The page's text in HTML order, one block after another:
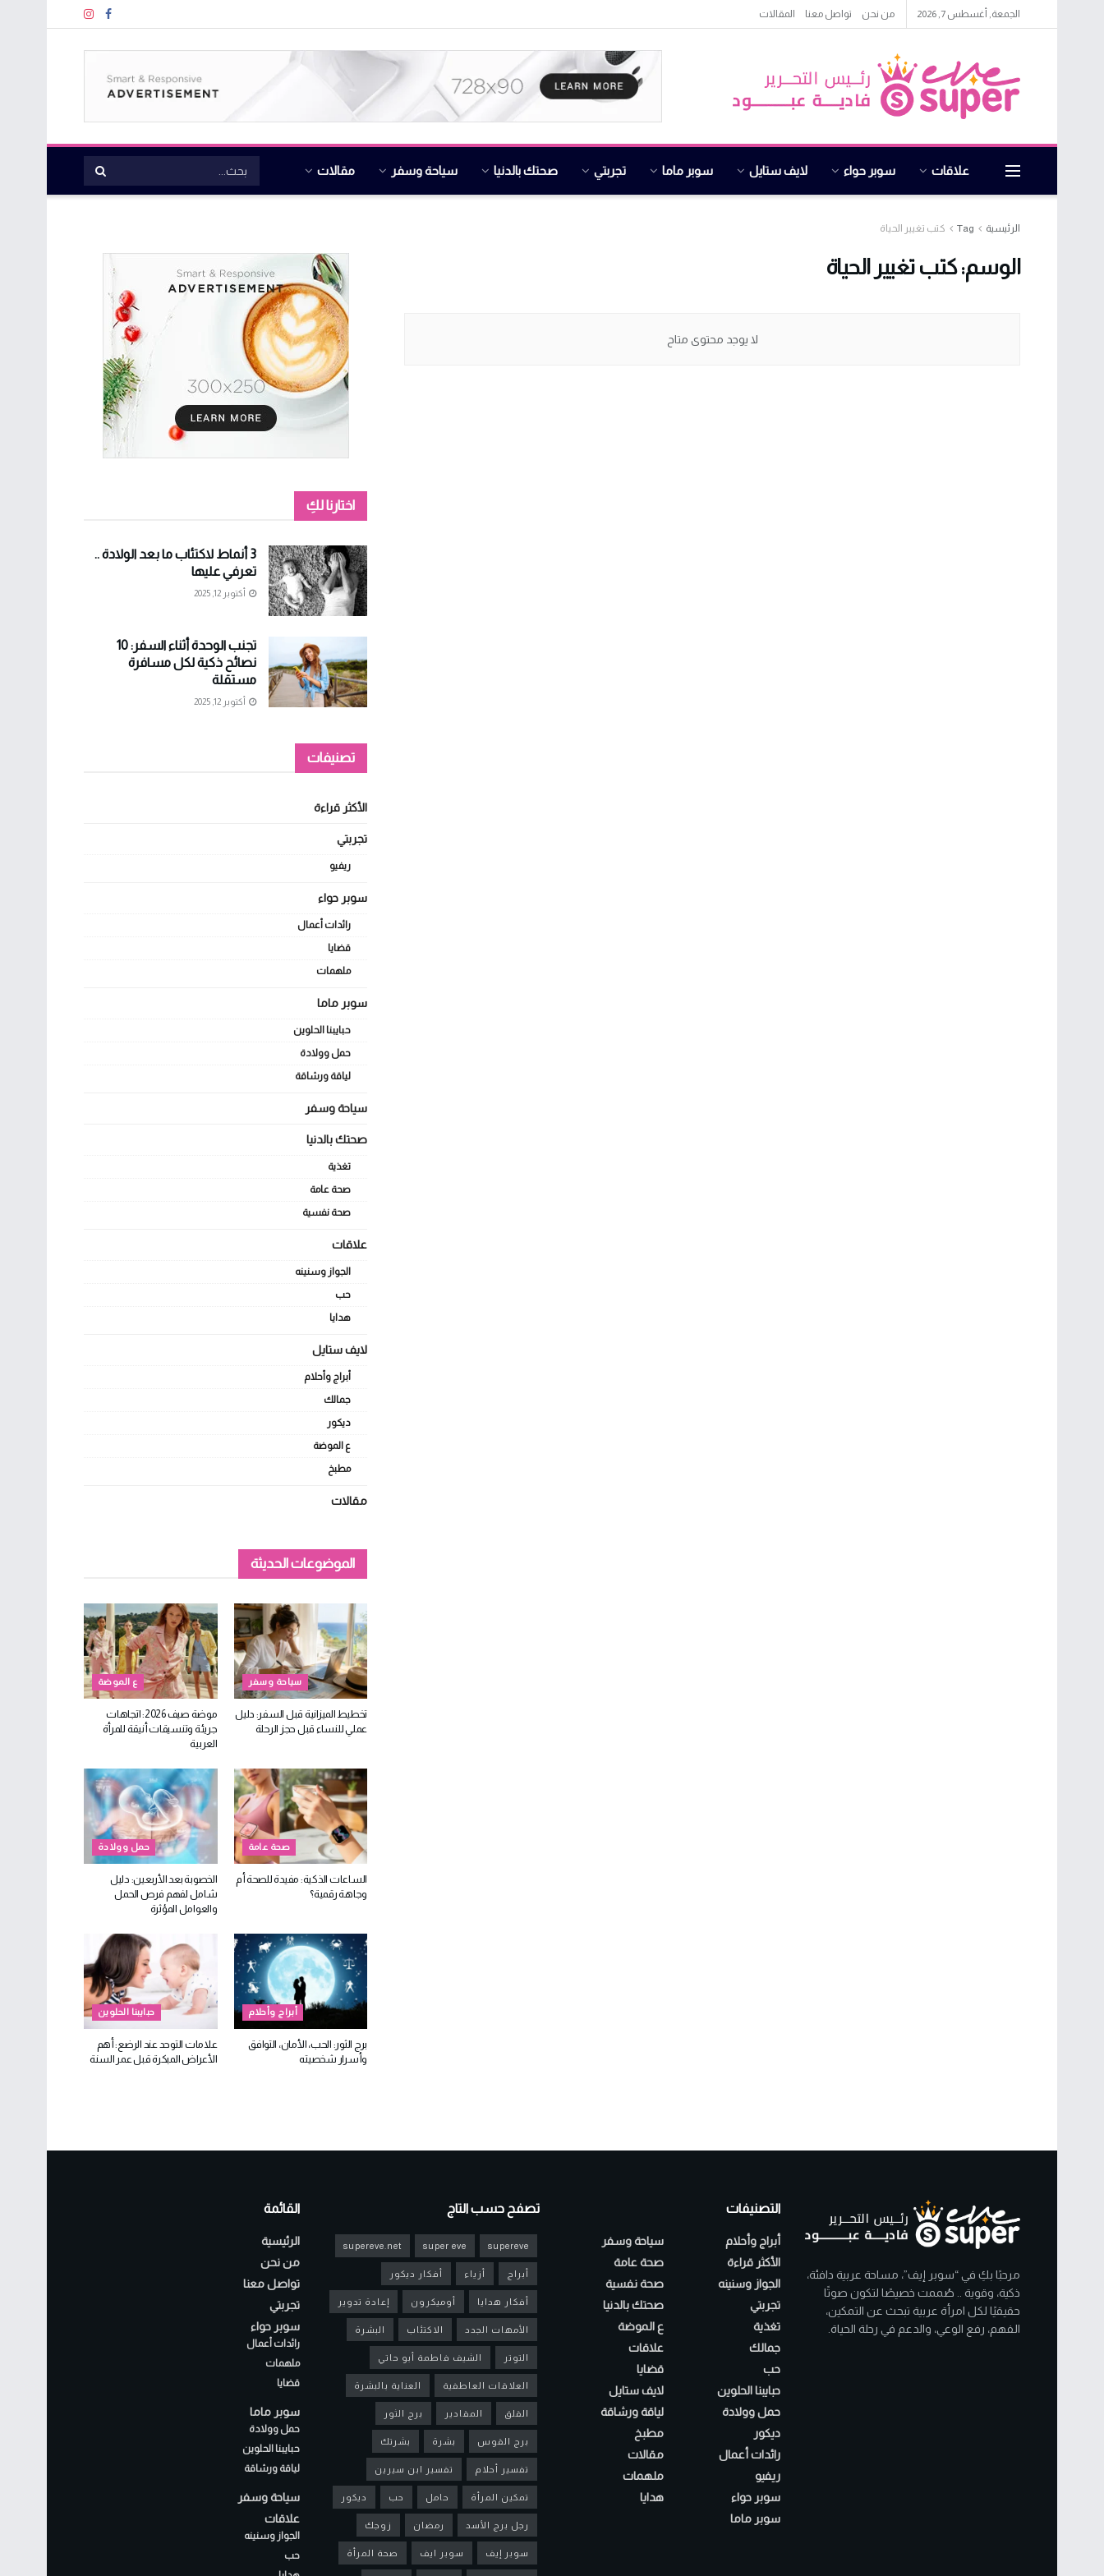
الجمعة, أغسطس 7, 2026 من نحن تواصل معنا المقالات
علاقات سوبر حواء لايف ستايل سوبر ماما تجربتي صحتك بالدنيا سياحة وسفر مقالات
الرئيسية Tag كتب تغيير الحياة
الوسم:كتب تغيير الحياة
لا يوجد محتوى متاح
اختارنا لكِ
3 أنماط لاكتئاب ما بعد الولادة ..
تعرفي عليها
أكتوبر 12, 2025
تجنب الوحدة أثناء السفر: 10
نصائح ذكية لكل مسافرة
مستقلة
أكتوبر 12, 2025
تصنيفات
الأكثر قراءة
تجربتي
ريفيو
سوبر حواء
رائدات أعمال
قضايا
ملهمات
سوبر ماما
حبايبنا الحلوين
حمل وولادة
لياقة ورشاقة
سياحة وسفر
صحتك بالدنيا
تغذية
صحة عامة
صحة نفسية
علاقات
الجواز وسنينه
حب
هدايا
لايف ستايل
أبراج وأحلام
جمالك
ديكور
ع الموضة
مطبخ
مقالات
الموضوعات الحديثة
سياحة وسفر
تخطيط الميزانية قبل السفر: دليل
عملي للنساء قبل حجز الرحلة
ع الموضة
موضة صيف 2026: اتجاهات
جريئة وتنسيقات أنيقة للمرأة
العربية
صحة عامة
الساعات الذكية: مفيدة للصحة أم
وجاهة رقمية؟
حمل وولادة
الخصوبة بعد الأربعين: دليل
شامل لفهم فرص الحمل
والعوامل المؤثرة
أبراج وأحلام
برج الثور: الحب، الأمان، التوافق
وأسرار شخصيته
حبايبنا الحلوين
علامات التوحد عند الرضع: أهم
الأعراض المبكرة قبل عمر السنة
مرحبًا بكِ في “سوبر إيف”، مساحة عربية دافئة،
ذكية، وقوية .. صُممت خصيصًا لتكون صوتًا
حقيقيًا لكل امرأة عربية تبحث عن التمكين،
الفهم، رفع الوعي، والدعم في رحلة الحياة.
التصنيفات
أبراج وأحلام
الأكثر قراءة
الجواز وسنينه
تجربتي
تغذية
جمالك
حب
حبايبنا الحلوين
حمل وولادة
ديكور
رائدات أعمال
ريفيو
سوبر حواء
سوبر ماما
سياحة وسفر
صحة عامة
صحة نفسية
صحتك بالدنيا
ع الموضة
علاقات
قضايا
لايف ستايل
لياقة ورشاقة
مطبخ
مقالات
ملهمات
هدايا
تصفح حسب التاج
supereve
super eve
supereve.net
أبراج أزياء أفكار ديكور
أفكار هدايا أوميكرون إعادة تدوير
الأمهات الجدد الاكتئاب البشرة
التوتر الشيف فاطمة أبو حاتي
العلاقات العاطفية العناية بالبشرة
القلق المقادير برج الثور
برج القوس بشرة بشرتك
تفسير أحلام تفسير ابن سيرين
تمكين المرأة حامل حب ديكور
رجل برج الأسد رمضان زوجك
سوبر إيف سوبر ايف صحة المرأة
القائمة
الرئيسية
من نحن
تواصل معنا
تجربتي
سوبر حواء
رائدات أعمال
ملهمات
قضايا
سوبر ماما
حمل وولادة
حبايبنا الحلوين
لياقة ورشاقة
سياحة وسفر
علاقات
الجواز وسنينه
حب